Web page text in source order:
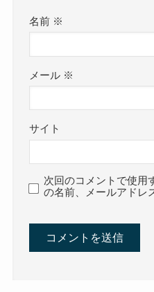
名前 ※
メール ※
サイト
次回のコメントで使用
の名前、メールアドレ